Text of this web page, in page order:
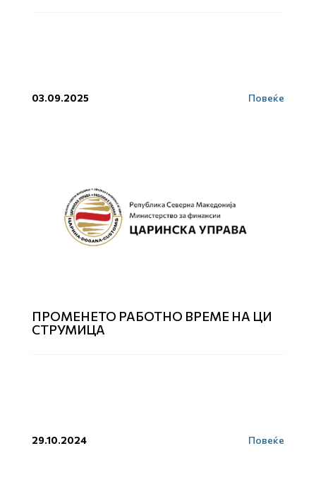
03.09.2025 Повеќе
ПРОМЕНЕТО РАБОТНО ВРЕМЕ НА ЦИ
СТРУМИЦА
29.10.2024 Повеќе